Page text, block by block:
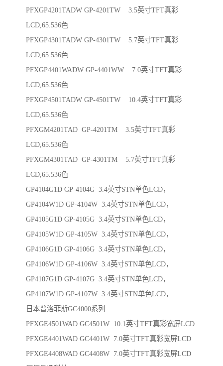
PFXGP4201TADW GP-4201TW 3.5英寸TFT真彩
LCD,65.536色
PFXGP4301TADW GP-4301TW 5.7英寸TFT真彩
LCD,65.536色
PFXGP4401WADW GP-4401WW 7.0英寸TFT真彩
LCD,65.536色
PFXGP4501TADW GP-4501TW 10.4英寸TFT真彩
LCD,65.536色
PFXGM4201TAD GP-4201TM 3.5英寸TFT真彩
LCD,65.536色
PFXGM4301TAD GP-4301TM 5.7英寸TFT真彩
LCD,65.536色
GP4104G1D GP-4104G 3.4英寸STN单色LCD，
GP4104W1D GP-4104W 3.4英寸STN单色LCD，
GP4105G1D GP-4105G 3.4英寸STN单色LCD，
GP4105W1D GP-4105W 3.4英寸STN单色LCD，
GP4106G1D GP-4106G 3.4英寸STN单色LCD，
GP4106W1D GP-4106W 3.4英寸STN单色LCD，
GP4107G1D GP-4107G 3.4英寸STN单色LCD，
GP4107W1D GP-4107W 3.4英寸STN单色LCD，
日本普洛菲斯GC4000系列
PFXGE4501WAD GC4501W 10.1英寸TFT真彩宽屏LCD
PFXGE4401WAD GC4401W 7.0英寸TFT真彩宽屏LCD
PFXGE4408WAD GC4408W 7.0英寸TFT真彩宽屏LCD